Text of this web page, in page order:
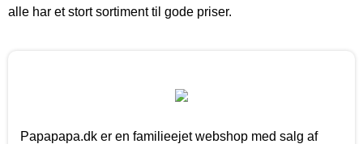
alle har et stort sortiment til gode priser.
Papapapa.dk er en familieejet webshop med salg af